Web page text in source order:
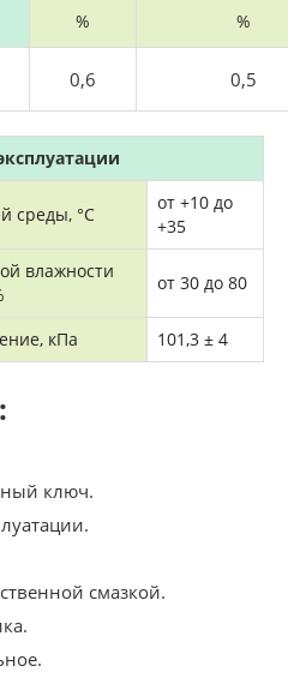
% %
0,6 0,5
среды, °C
от +10 до
+35
влажности
от 30 до 80
кПа 101,3 ± 4
ключ.
смазкой.